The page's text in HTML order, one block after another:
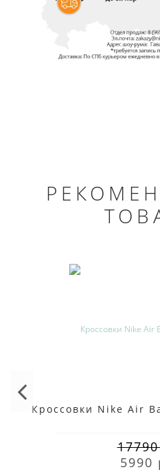
Кроссовки Nike Air
5990